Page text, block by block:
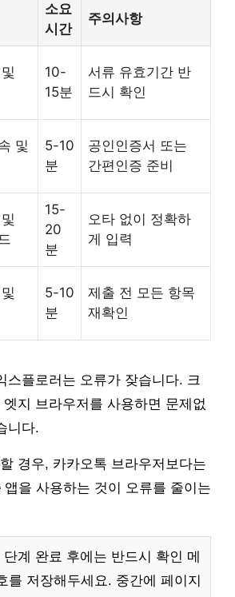
소요
시간
주의사항
10-
15분
서류 유효기간 반
드시 확인
및
5-10
분
공인인증서 또는
간편인증 준비
15-
20
분
오타 없이 정확하
게 입력
5-10
분
제출 전 모든 항목
재확인
스플로러는 오류가 잦습니다. 크
지 브라우저를 사용하면 문제없
니다.
경우, 카카오톡 브라우저보다는
앱을 사용하는 것이 오류를 줄이는
단계 완료 후에는 반드시 확인 메
를 저장해두세요. 중간에 페이지